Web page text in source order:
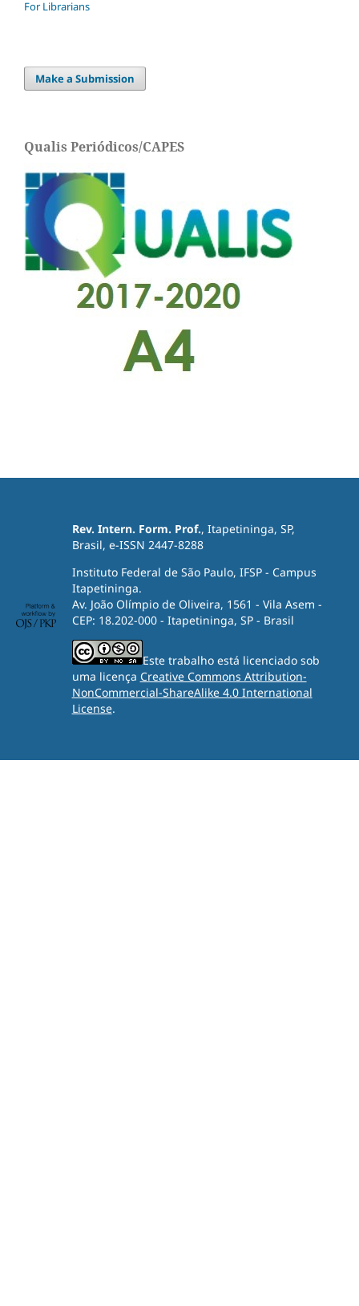
For Librarians
Make a Submission
Qualis Periódicos/CAPES
Rev. Intern. Form. Prof., Itapetininga, SP,
Brasil, e-ISSN 2447-8288
Instituto Federal de São Paulo, IFSP - Campus
Itapetininga.
Av. João Olímpio de Oliveira, 1561 - Vila Asem -
CEP: 18.202-000 - Itapetininga, SP - Brasil
Este trabalho está licenciado sob
uma licença Creative Commons Attribution-
NonCommercial-ShareAlike 4.0 International
License.